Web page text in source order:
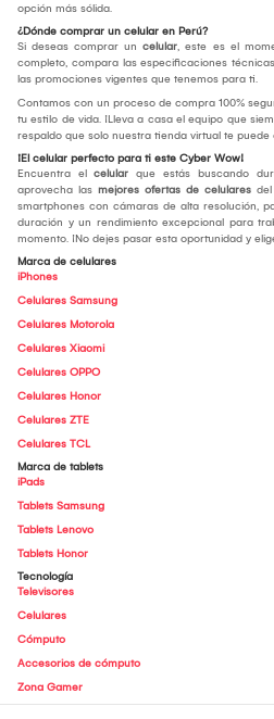
opción más sólida.
¿Dónde comprar un celular en Perú?
Si deseas comprar un celular, este es el
completo, compara las especificaciones
las promociones vigentes que tenemos para ti.
Contamos con un proceso de compra 100%
tu estilo de vida. ¡Lleva a casa el equipo que
respaldo que solo nuestra tienda virtual te puede
¡El celular perfecto para ti este Cyber Wow!
Encuentra el celular que estás buscando
aprovecha las mejores ofertas de celulares
smartphones con cámaras de alta resolución,
duración y un rendimiento excepcional para
momento. ¡No dejes pasar esta oportunidad y
Marca de celulares
iPhones
Celulares Samsung
Celulares Motorola
Celulares Xiaomi
Celulares OPPO
Celulares Honor
Celulares ZTE
Celulares TCL
Marca de tablets
iPads
Tablets Samsung
Tablets Lenovo
Tablets Honor
Tecnología
Televisores
Celulares
Cómputo
Accesorios de cómputo
Zona Gamer